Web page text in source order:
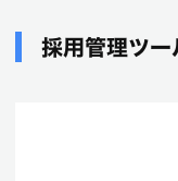
採用管理ツ